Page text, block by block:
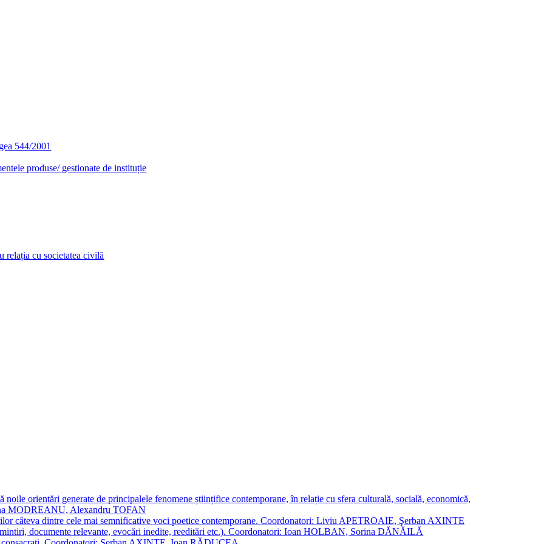
544/2001
produse/ gestionate de instituție
relația cu societatea civilă
noile orientări generate de principalele fenomene științifice contemporane, în relație cu sfera culturală, socială, economică,
MODREANU, Alexandru TOFAN
câteva dintre cele mai semnificative voci poetice contemporane. Coordonatori: Liviu APETROAIE, Şerban AXINTE
documente relevante, evocări inedite, reeditări etc.). Coordonatori: Ioan HOLBAN, Sorina DĂNĂILĂ